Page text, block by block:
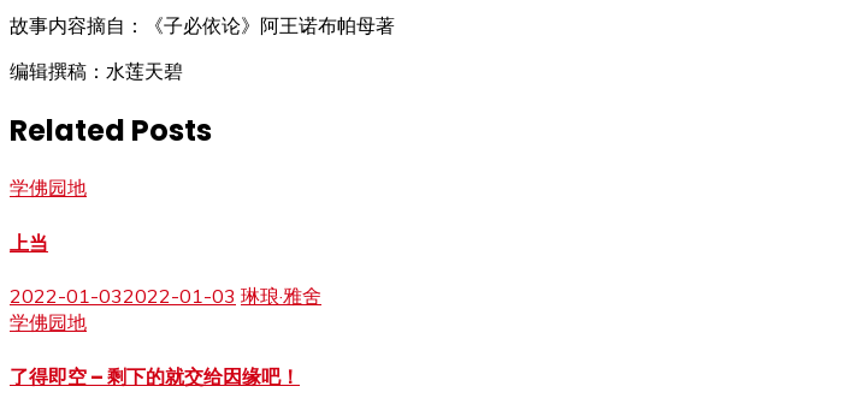
故事内容摘自：《子必依论》阿王诺布帕母著
编辑撰稿：水莲天碧
Related Posts
学佛园地
上当
2022-01-032022-01-03 琳琅·雅舍
学佛园地
了得即空 – 剩下的就交给因缘吧！